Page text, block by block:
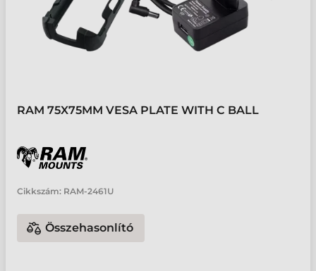
RAM 75X75MM VESA PLATE WITH C BALL
Cikkszám: RAM-2461U
Összehasonlító